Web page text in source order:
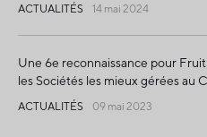
ACTUALITÉS 14 mai 2024
Une 6e reconnaissance pour
les Sociétés les mieux gérées au
ACTUALITÉS 09 mai 2023